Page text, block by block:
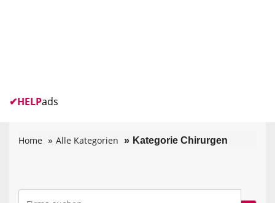
✔HELPads
Home Alle Kategorien Kategorie Chirurgen